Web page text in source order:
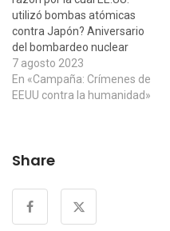
utilizó bombas atómicas
contra Japón? Aniversario
del bombardeo nuclear
sobre Hiroshima y Nagasaki
Un detallado análisis e
investigación entre las
humanidad conocido hasta
7 agosto 2023
En «Campaña: Crímenes de
EEUU contra la humanidad»
Share